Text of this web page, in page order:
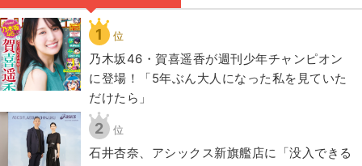
1 位
乃木坂46・賀喜遥香が週刊少年チャンピオン
に登場！「5年ぶん大人になった私を見ていた
だけたら」
2 位
石井杏奈、アシックス新旗艦店に「没入できる